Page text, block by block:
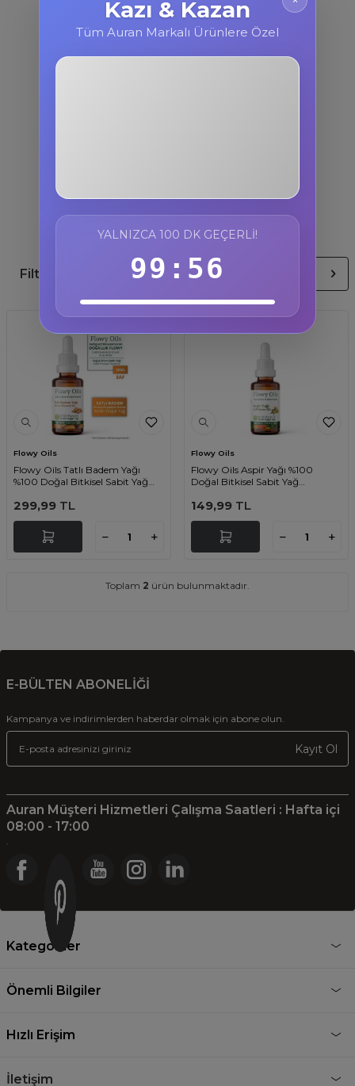
Filtre Sırala
Flowy Oils
Flowy Oils Tatlı Badem Yağı
%100 Doğal Bitkisel Sabit Yağ
299,99 TL
Flowy Oils
Flowy Oils Aspir Yağı %100
Doğal Bitkisel Sabit Yağ
149,99 TL
Toplam 2 ürün bulunmaktadır.
E-BÜLTEN ABONELİĞİ
Kampanya ve indirimlerden haberdar olmak için abone olun.
Kayıt Ol
Auran Müşteri Hizmetleri Çalışma Saatleri : Hafta içi
08:00 - 17:00
.
Kategoriler
Önemli Bilgiler
Hızlı Erişim
İletişim
Kazı & Kazan
Tüm Auran Markalı Ürünlere Özel
YALNIZCA 100 DK GEÇERLI!
99:56